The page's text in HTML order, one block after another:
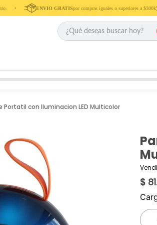
•‎ ENVIO GRATISpor compras iguales o superiores a $300k
Portatil con Iluminacion LED Multicolor
$